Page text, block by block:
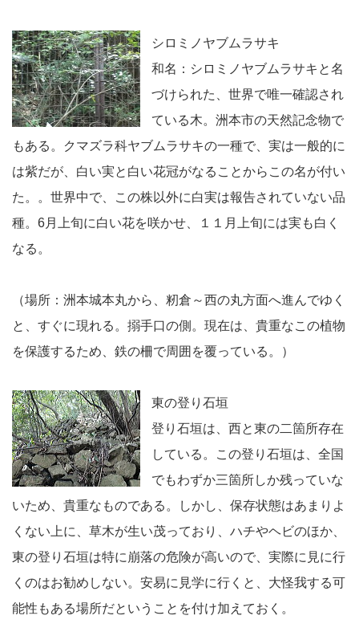
シロミノヤブムラサキ
和名：シロミノヤブムラサキと名
づけられた、世界で唯一確認され
ている木。洲本市の天然記念物で
もある。クマズラ科ヤブムラサキの一種で、実は一般的に
は紫だが、白い実と白い花冠がなることからこの名が付い
た。。世界中で、この株以外に白実は報告されていない品
種。6月上旬に白い花を咲かせ、１１月上旬には実も白く
なる。
（場所：洲本城本丸から、籾倉～西の丸方面へ進んでゆく
と、すぐに現れる。搦手口の側。現在は、貴重なこの植物
を保護するため、鉄の柵で周囲を覆っている。）
東の登り石垣
登り石垣は、西と東の二箇所存在
している。この登り石垣は、全国
でもわずか三箇所しか残っていな
いため、貴重なものである。しかし、保存状態はあまりよ
くない上に、草木が生い茂っており、ハチやヘビのほか、
東の登り石垣は特に崩落の危険が高いので、実際に見に行
くのはお勧めしない。安易に見学に行くと、大怪我する可
能性もある場所だということを付け加えておく。